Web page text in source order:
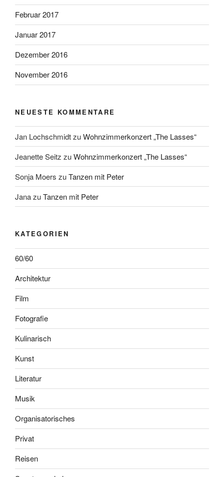
Februar 2017
Januar 2017
Dezember 2016
November 2016
NEUESTE KOMMENTARE
Jan LochschmidtzuWohnzimmerkonzert „The Lasses“
Jeanette Seitz zuWohnzimmerkonzert „The Lasses“
Sonja Moers zuTanzen mit Peter
JanazuTanzen mit Peter
KATEGORIEN
60/60
Architektur
Film
Fotografie
Kulinarisch
Kunst
Literatur
Musik
Organisatorisches
Privat
Reisen